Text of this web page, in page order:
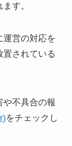
す。
営の対応を
されている
不具合の報
をチェックし